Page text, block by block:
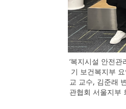
‘복지시설 안전
기 보건복지부
교 교수, 김준래
관협회 서울지부